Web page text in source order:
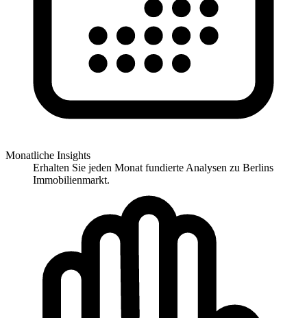
Monatliche Insights
Erhalten Sie jeden Monat fundierte Analysen zu Berlins
Immobilienmarkt.